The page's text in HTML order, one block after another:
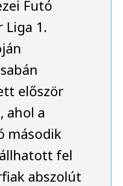
Futó
Liga 1.
először
ahol a
második
fel
abszolút